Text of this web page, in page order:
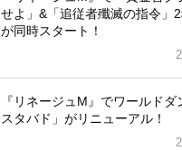
せよ」&「追従者殲滅の指令」
が同時スタート！
『リネージュM』でワールドダ
スタバド」がリニューアル！